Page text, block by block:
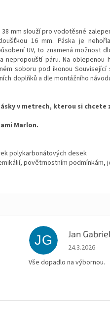
mm slouží pro vodotěsné
16 mm. Páska je
UV, to znamená možnost
páru. Na oblepenou
soboru pod ikonou Související
doplňků a dle montážního
v metrech, kterou si chcete
Marlon.
polykarbonátových desek
povětrnostním podmínkám,
5 hvězdiček.JG Jan
Hodnocení
24.3.2026
Vše dopadlo na výbornou.